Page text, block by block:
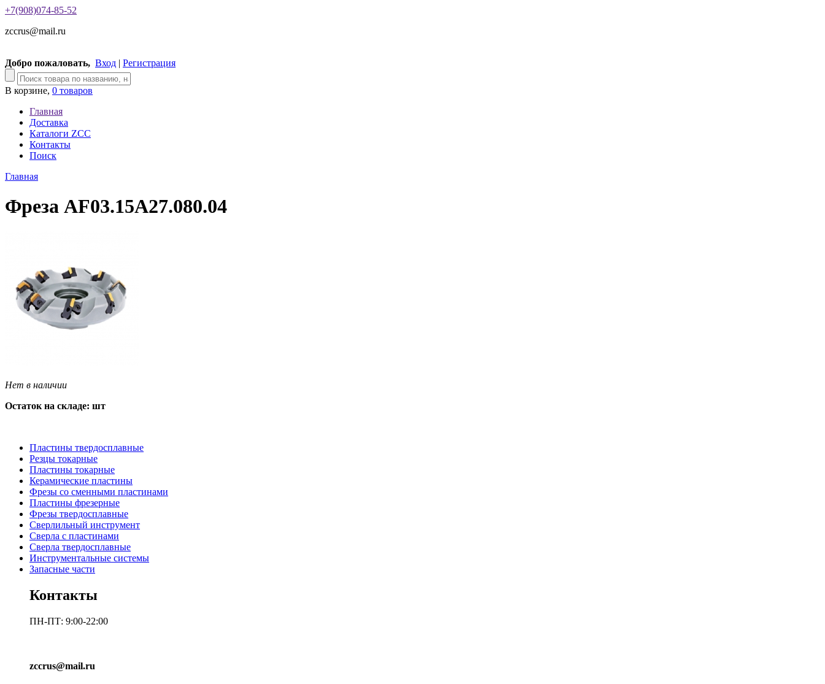
+7(908)074-85-52
zccrus@mail.ru
Добро пожаловать, Вход | Регистрация
В корзине, 0 товаров
Главная
Доставка
Каталоги ZCC
Контакты
Поиск
Главная
Фреза AF03.15A27.080.04
Нет в наличии
Остаток на складе: шт
Пластины твердосплавные
Резцы токарные
Пластины токарные
Керамические пластины
Фрезы со сменными пластинами
Пластины фрезерные
Фрезы твердосплавные
Сверлильный инструмент
Сверла с пластинами
Сверла твердосплавные
Инструментальные системы
Запасные части
Контакты
ПН-ПТ: 9:00-22:00
zccrus@mail.ru